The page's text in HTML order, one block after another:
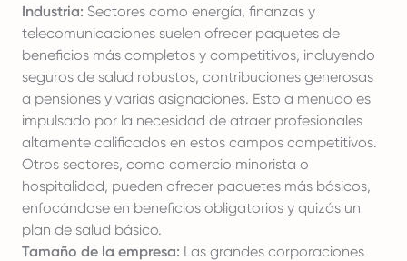
Industria: Sectores como energía, finanzas y
telecomunicaciones suelen ofrecer paquetes de
beneficios más completos y competitivos, incluyendo
seguros de salud robustos, contribuciones generosas
a pensiones y varias asignaciones. Esto a menudo es
impulsado por la necesidad de atraer profesionales
altamente calificados en estos campos competitivos.
Otros sectores, como comercio minorista o
hospitalidad, pueden ofrecer paquetes más básicos,
enfocándose en beneficios obligatorios y quizás un
plan de salud básico.
Tamaño de la empresa: Las grandes corporaciones